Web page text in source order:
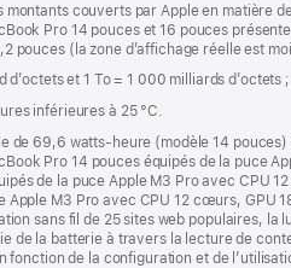
montants couverts par Apple en matière
Pro 14 pouces et 16 pouces
pouces (la zone d’affichage réelle est
d’octets et 1 To = 1 000 milliards
inférieures à 25 °C.
de 69,6 watts-heure (modèle 14
Pro 14 pouces équipés de la puce
de la puce Apple M3 Pro avec CPU
Apple M3 Pro avec CPU 12 cœurs, GPU
sans fil de 25 sites web populaires, la
de la batterie à travers la lecture de
fonction de la configuration et de